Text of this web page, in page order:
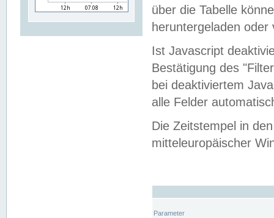
über die Tabelle
heruntergeladen oder
Ist Javascript
Bestätigung des
bei deaktiviertem
alle Felder
Die Zeitstempel in
mitteleuropäischer
Parameter